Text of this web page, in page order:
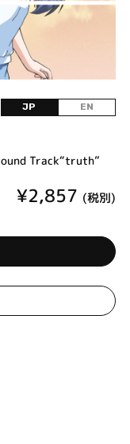
JP EN
Track“truth”
¥2,857 (税別)